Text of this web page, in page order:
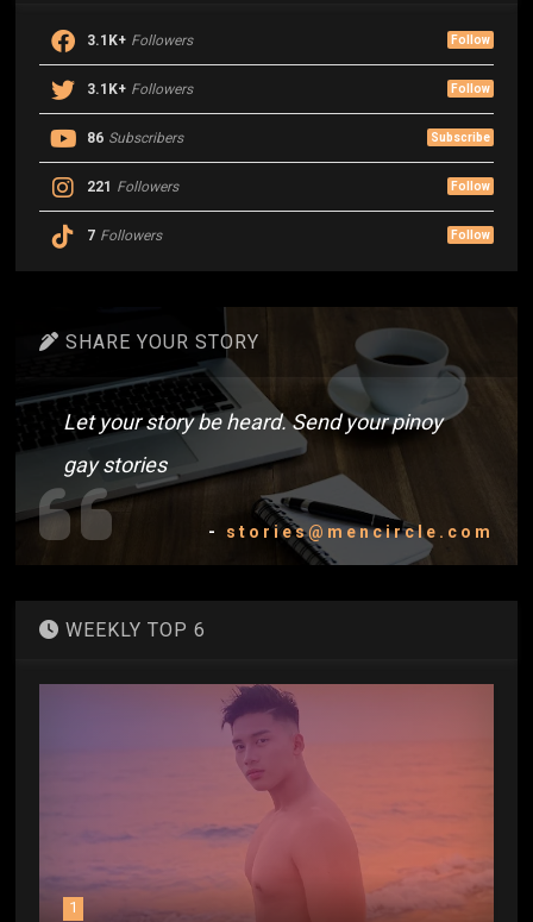
3.1K+ Followers Follow
3.1K+ Followers Follow
86 Subscribers Subscribe
221 Followers Follow
7 Followers Follow
SHARE YOUR STORY
Let your story be heard. Send your pinoy
gay stories
- stories@mencircle.com
WEEKLY TOP 6
1